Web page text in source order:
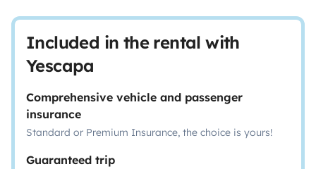
Included in the rental with
Yescapa
Comprehensive vehicle and passenger
insurance
Standard or Premium Insurance, the choice is yours!
Guaranteed trip